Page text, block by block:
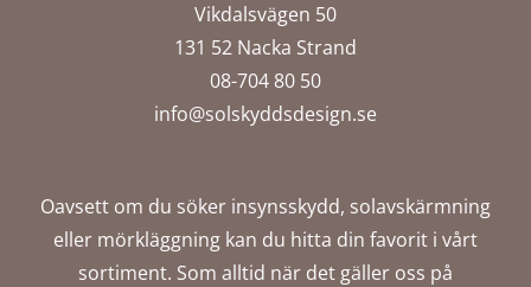
Vikdalsvägen 50
131 52 Nacka Strand
08-704 80 50
info@solskyddsdesign.se
Oavsett om du söker insynsskydd, solavskärmning
eller mörkläggning kan du hitta din favorit i vårt
sortiment. Som alltid när det gäller oss på